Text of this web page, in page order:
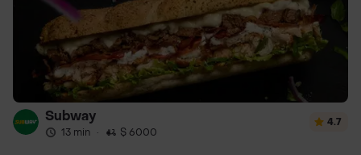
Subway
13 min · $ 6000
4.7